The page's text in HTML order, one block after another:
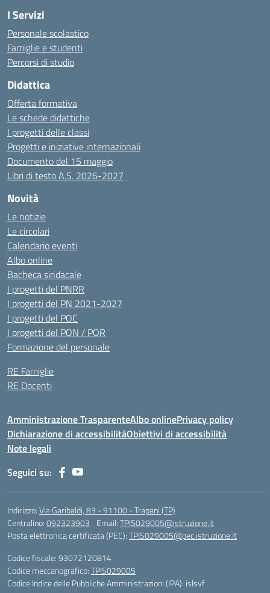
I Servizi
Personale scolastico
Famiglie e studenti
Percorsi di studio
Didattica
Offerta formativa
Le schede didattiche
I progetti delle classi
Progetti e iniziative internazionali
Documento del 15 maggio
Libri di testo A.S. 2026-2027
Novità
Le notizie
Le circolari
Calendario eventi
Albo online
Bacheca sindacale
I progetti del PNRR
I progetti del PN 2021-2027
I progetti del POC
I progetti del PON / POR
Formazione del personale
RE Famiglie
RE Docenti
Amministrazione TrasparenteAlbo onlinePrivacy policy
Dichiarazione di accessibilitàObiettivi di accessibilità
Note legali
Seguici su:
Indirizzo:Via Garibaldi, 83 - 91100 - Trapani (TP)
Centralino:092323903 Email:TPIS029005@istruzione.it
Posta elettronica certificata (PEC):TPIS029005@pec.istruzione.it
Codice fiscale: 93072120814
Codice meccanografico:TPIS029005
Codice Indice delle Pubbliche Amministrazioni (IPA): islsvf